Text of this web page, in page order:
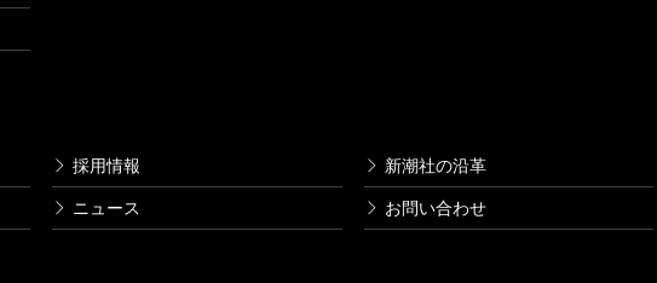
採用情報 新潮社の沿革
ニュース お問い合わせ